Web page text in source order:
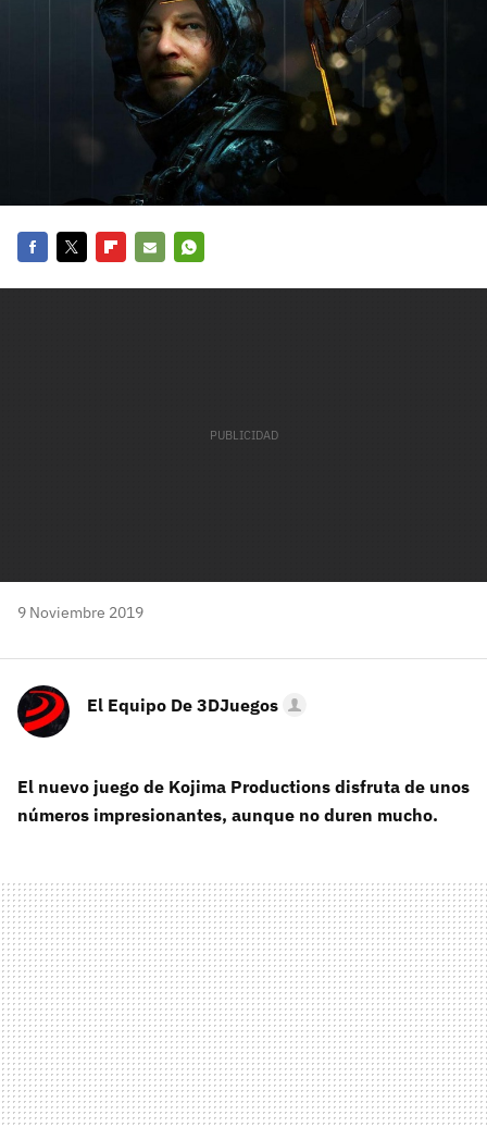
9 Noviembre 2019
El Equipo De 3DJuegos
El nuevo juego de Kojima Productions disfruta de unos
números impresionantes, aunque no duren mucho.
¿Todavía no tienes cuenta?
Regístrate gratis
El inicio de sesión con Facebook ya no está
de 3DJuegos:
Recupera tu acceso con Facebook
carácter inicial), pero no mayúsculas, espacios, tildes
o caracteres especiales.
He leído y acepto la
politica de privacidad y
de participación
Registrarse en 3DJuegos